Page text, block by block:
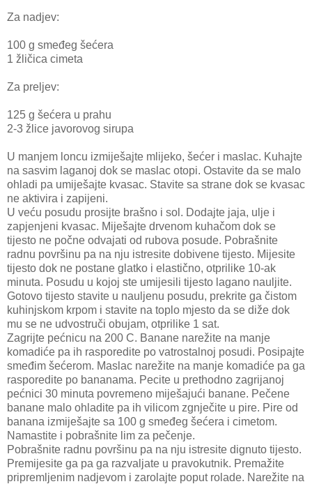
Za nadjev:
100 g smeđeg šećera
1 žličica cimeta
Za preljev:
125 g šećera u prahu
2-3 žlice javorovog sirupa
U manjem loncu izmiješajte mlijeko, šećer i maslac. Kuhajte
na sasvim laganoj dok se maslac otopi. Ostavite da se malo
ohladi pa umiješajte kvasac. Stavite sa strane dok se kvasac
ne aktivira i zapijeni.
U veću posudu prosijte brašno i sol. Dodajte jaja, ulje i
zapjenjeni kvasac. Miješajte drvenom kuhačom dok se
tijesto ne počne odvajati od rubova posude. Pobrašnite
radnu površinu pa na nju istresite dobivene tijesto. Mijesite
tijesto dok ne postane glatko i elastično, otprilike 10-ak
minuta. Posudu u kojoj ste umijesili tijesto lagano nauljite.
Gotovo tijesto stavite u nauljenu posudu, prekrite ga čistom
kuhinjskom krpom i stavite na toplo mjesto da se diže dok
mu se ne udvostruči obujam, otprilike 1 sat.
Zagrijte pećnicu na 200 C. Banane narežite na manje
komadiće pa ih rasporedite po vatrostalnoj posudi. Posipajte
smeđim šećerom. Maslac narežite na manje komadiće pa ga
rasporedite po bananama. Pecite u prethodno zagrijanoj
pećnici 30 minuta povremeno miješajući banane. Pečene
banane malo ohladite pa ih vilicom zgnječite u pire. Pire od
banana izmiješajte sa 100 g smeđeg šećera i cimetom.
Namastite i pobrašnite lim za pečenje.
Pobrašnite radnu površinu pa na nju istresite dignuto tijesto.
Premijesite ga pa ga razvaljate u pravokutnik. Premažite
pripremljenim nadjevom i zarolajte poput rolade. Narežite na